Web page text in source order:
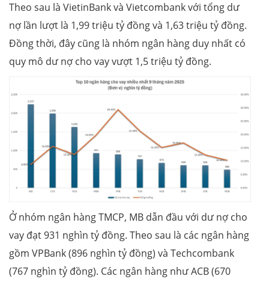
Theo sau là VietinBank và Vietcombank với tổng dư
nợ lần lượt là 1,99 triệu tỷ đồng và 1,63 triệu tỷ đồng.
Đồng thời, đây cũng là nhóm ngân hàng duy nhất có
quy mô dư nợ cho vay vượt 1,5 triệu tỷ đồng.
Ở nhóm ngân hàng TMCP, MB dẫn đầu với dư nợ cho
vay đạt 931 nghìn tỷ đồng. Theo sau là các ngân hàng
gồm VPBank (896 nghìn tỷ đồng) và Techcombank
(767 nghìn tỷ đồng). Các ngân hàng như ACB (670